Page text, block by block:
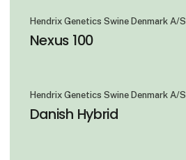
Hendrix Genetics Swine Denmark A/S
Nexus 100
Hendrix Genetics Swine Denmark A/S
Danish Hybrid